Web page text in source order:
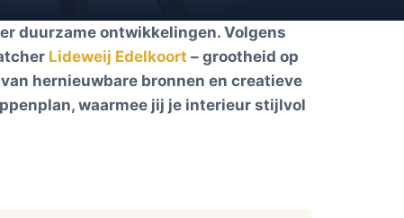
duurzame ontwikkelingen. Volgens
Lideweij Edelkoort – grootheid op
hernieuwbare bronnen en creatieve
waarmee jij je interieur stijlvol